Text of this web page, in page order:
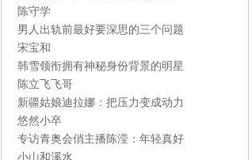
陈守学
男人出轨前最好要深思的三个问题
宋宝和
韩雪领衔拥有神秘身份背景的明星
陈立飞飞哥
新疆姑娘迪拉娜：把压力变成动力
悠然小卒
专访青奥会俏主播陈滢：年轻真好
小山和溪水